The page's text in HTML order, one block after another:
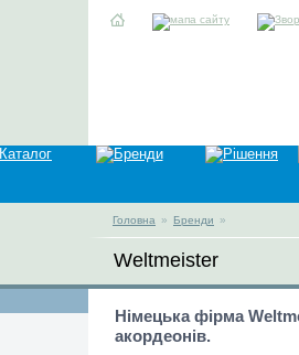
Головна » Бренди »
Weltmeister
Німецька фірма
акордеонів.